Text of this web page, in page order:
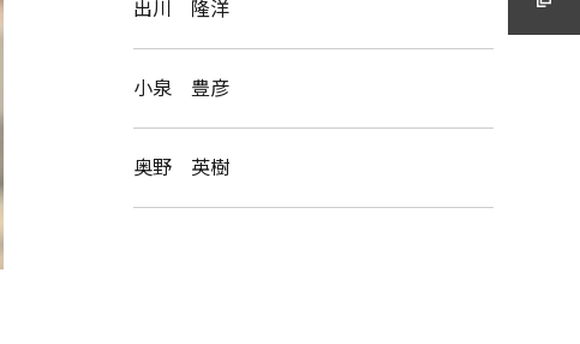
出川 隆洋
小泉 豊彦
奥野 英樹